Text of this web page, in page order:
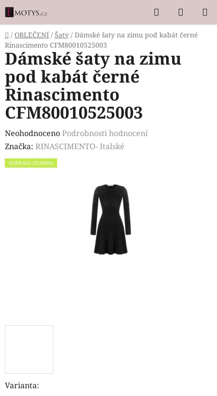
Přejít
na
obsah
Hledat
KOŠÍK
Domů
/ OBLEČENÍ / Šaty / Dámské šaty na zimu pod kabát černé
Rinascimento CFM80010525003
Varianta:
Dámské šaty na zimu
pod kabát černé
Rinascimento
CFM80010525003
Průměrné
hodnocení
produktu
NeohodnocenoPodrobnosti hodnocení
Značka: RINASCIMENTO- Italské
DOPRAVA ZDARMA